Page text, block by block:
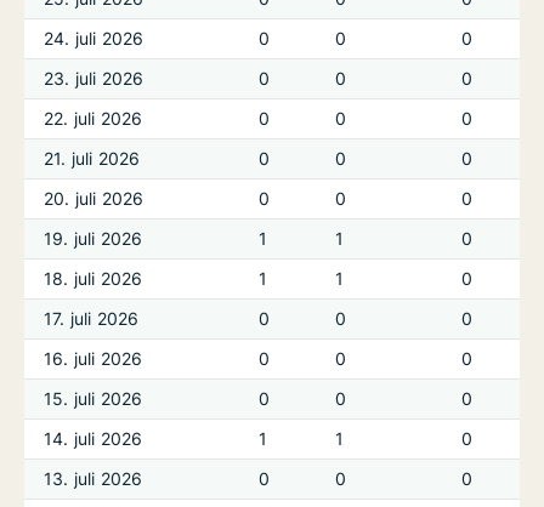
24. juli 2026
0 0
0
23. juli 2026
0 0
0
22. juli 2026
0 0
0
21. juli 2026
0 0
0
20. juli 2026
0 0
0
19. juli 2026
1 1
0
18. juli 2026
1 1
0
17. juli 2026
0 0
0
16. juli 2026
0 0
0
15. juli 2026
0 0
0
14. juli 2026
1 1
0
13. juli 2026
0 0
0